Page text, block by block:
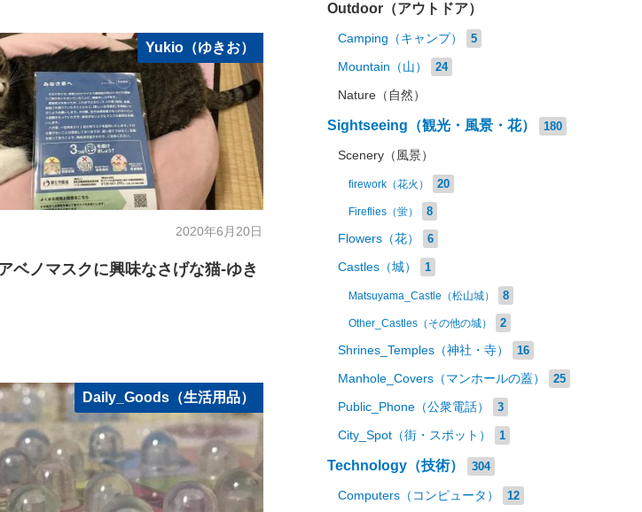
Yukio（ゆきお）
2020年6月20日
ベノマスクに興味なさげな猫-ゆき
Daily_Goods（生活用品）
Outdoor（アウトドア）
Camping（キャンプ） 5
Mountain（山） 24
Nature（自然）
Sightseeing（観光・風景・花） 180
Scenery（風景）
firework（花火） 20
Fireflies（蛍） 8
Flowers（花） 6
Castles（城） 1
Matsuyama_Castle（松山城） 8
Other_Castles（その他の城） 2
Shrines_Temples（神社・寺） 16
Manhole_Covers（マンホールの蓋） 25
Public_Phone（公衆電話） 3
City_Spot（街・スポット） 1
Technology（技術） 304
Computers（コンピュータ） 12